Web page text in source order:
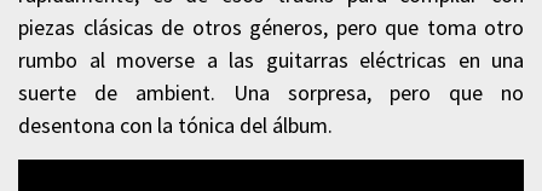
piezas clásicas de otros géneros, pero que toma otro
rumbo al moverse a las guitarras eléctricas en una
suerte de ambient. Una sorpresa, pero que no
desentona con la tónica del álbum.